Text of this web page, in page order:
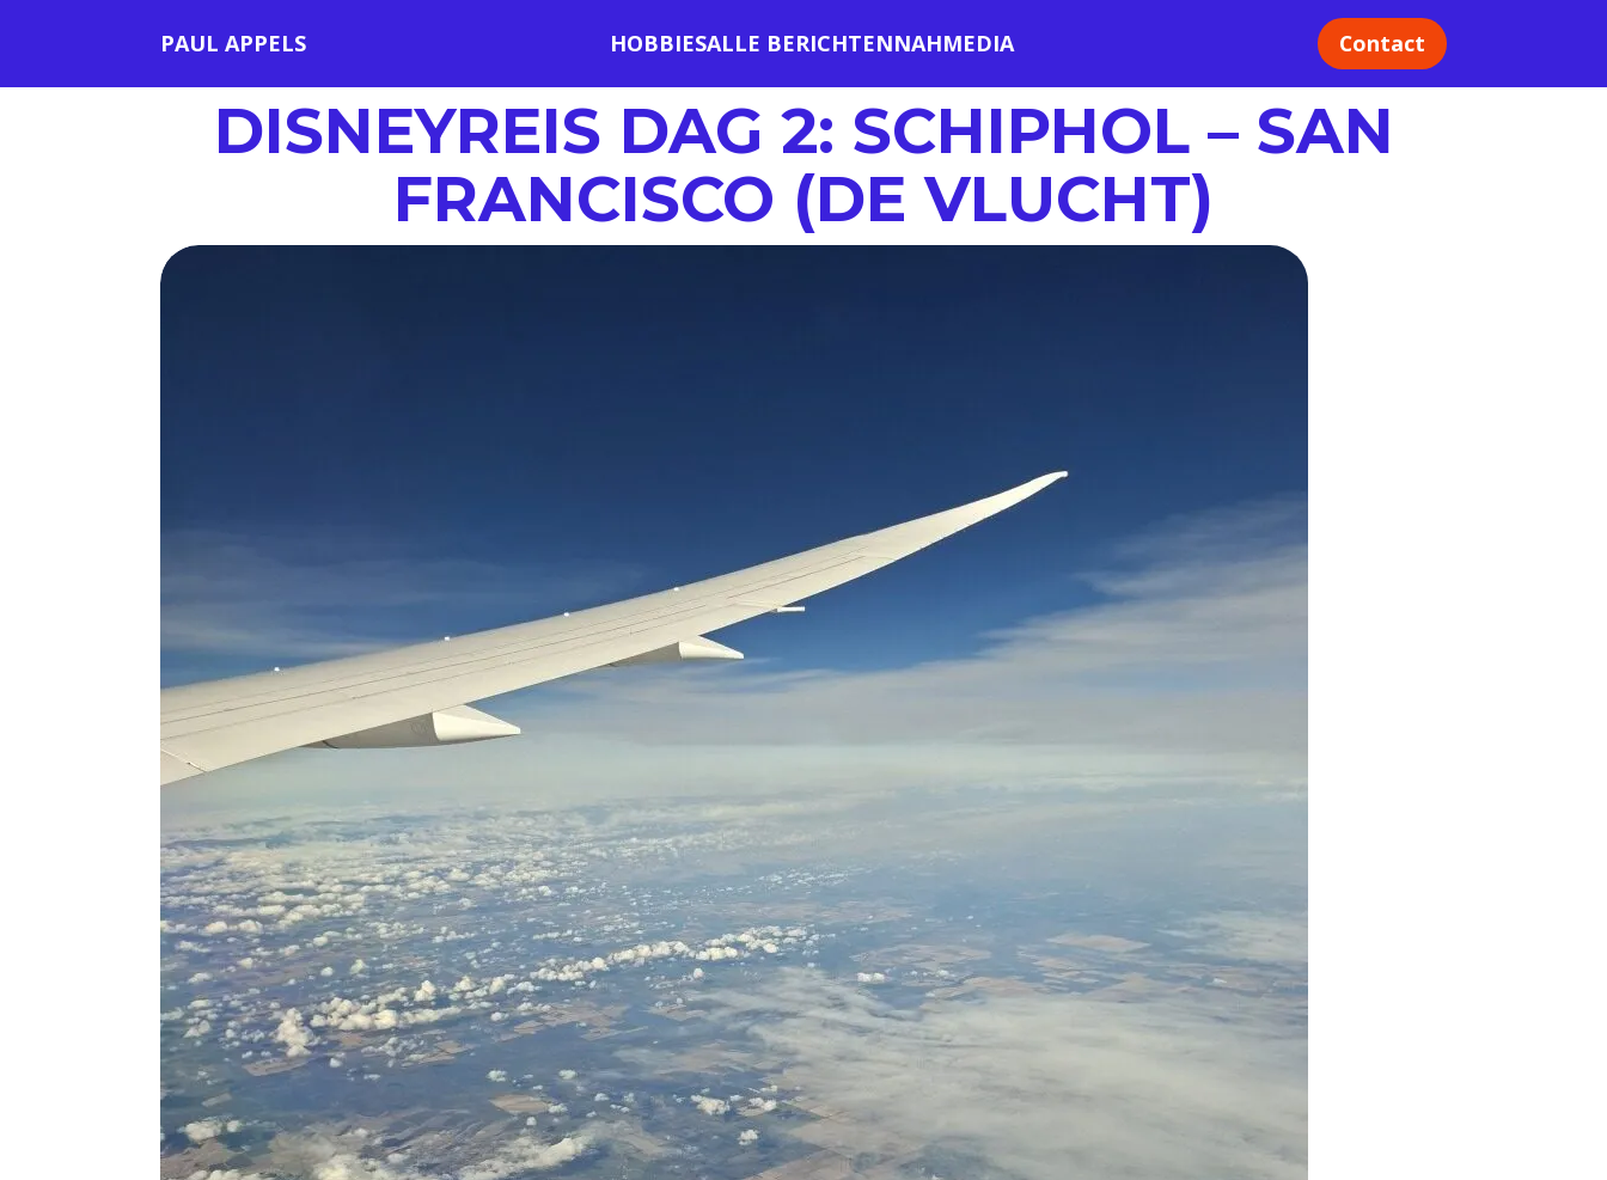
PAUL APPELS HOBBIESALLE BERICHTENNAHMEDIA Contact
DISNEYREIS DAG 2: SCHIPHOL – SAN
FRANCISCO (DE VLUCHT)